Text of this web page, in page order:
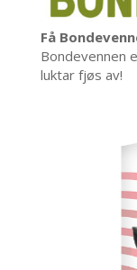
Få
Bondevennen
luktar fjøs av!